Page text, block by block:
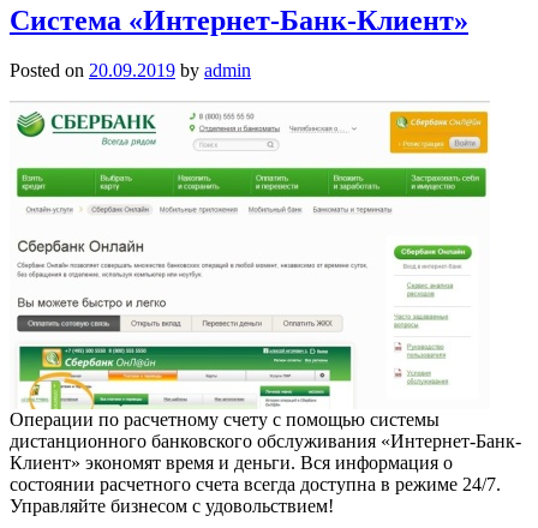
Система «Интернет-Банк-Клиент»
Posted on 20.09.2019 by admin
Операции по расчетному счету с помощью системы
дистанционного банковского обслуживания «Интернет-Банк-
Клиент» экономят время и деньги. Вся информация о
состоянии расчетного счета всегда доступна в режиме 24/7.
Управляйте бизнесом с удовольствием!